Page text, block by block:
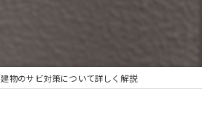
建物のサビ対策について詳しく解説